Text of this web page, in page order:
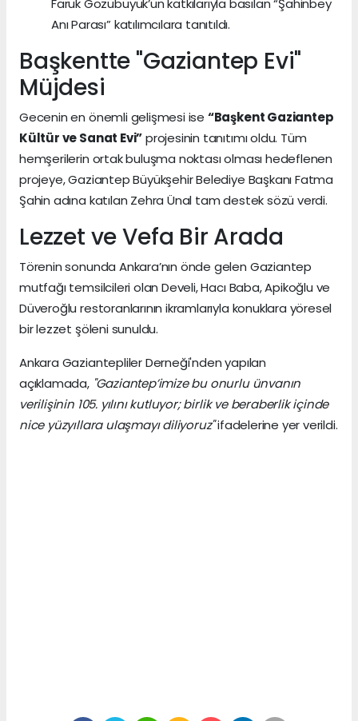
Anı Parası” katılımcılara tanıtıldı.
Başkentte "Gaziantep Evi"
Müjdesi
Gecenin en önemli gelişmesi ise “Başkent Gaziantep
Kültür ve Sanat Evi”projesinin tanıtımı oldu. Tüm
hemşerilerin ortak buluşma noktası olması hedeflenen
projeye, Gaziantep Büyükşehir Belediye Başkanı Fatma
Şahin adına katılan Zehra Ünal tam destek sözü verdi.
Lezzet ve Vefa Bir Arada
Törenin sonunda Ankara’nın önde gelen Gaziantep
mutfağı temsilcileri olan Develi, Hacı Baba, Apikoğlu ve
Düveroğlu restoranlarının ikramlarıyla konuklara yöresel
bir lezzet şöleni sunuldu.
Ankara Gaziantepliler Derneği'nden yapılan
açıklamada, "Gaziantep’imize bu onurlu ünvanın
verilişinin 105. yılını kutluyor; birlik ve beraberlik içinde
nice yüzyıllara ulaşmayı diliyoruz"ifadelerine yer verildi.